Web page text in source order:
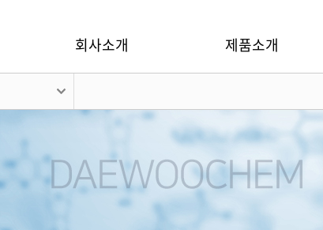
회사소개 제품소개